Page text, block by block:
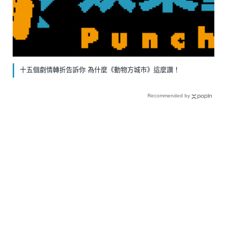
十五個劇情轉折告訴你 為什麼《動物方城市》這麼讚！
Recommended by